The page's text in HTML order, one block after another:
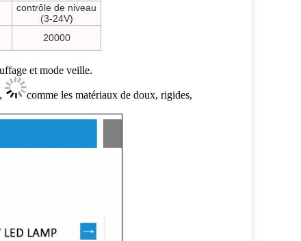
contrôle de niveau
(3-24V)
20000
et mode veille.
comme les matériaux de doux, rigides,